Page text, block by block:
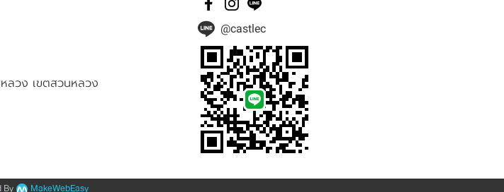
ลวง เขตสวนหลวง
@castlec
By MakeWebEasy